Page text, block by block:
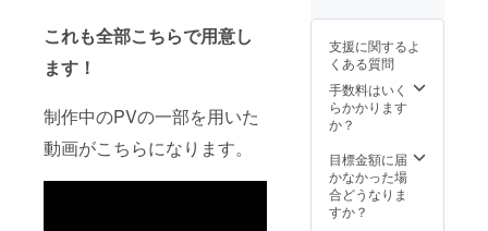
これも全部こちらで用意し
ます！
制作中のPVの一部を用いた
動画がこちらになります。
名前は
お受け
できま
せん。
ご支援
時に備
るお名
前を記
入して
（デジ
タル）
・パッ
ケージ
・アー
トブッ
・キー
ビジュ
ポス
誌短編
（デジ
タル）
・パッ
ケージ
・アー
ク ・Ｔ
シャツ
（ワン
サイ
をお送
す。 ・
『ＷＥ
Ｅ』の
小説版3
作品、
ゲーム
パッ
ケージ
１～
ルに記
す。 ＜
リター
ン＞ ・
壁紙 ・
ゲーム
Steam
キー
コード
episode
支援に関するよ
くある質問
手数料はいく
らかかります
か？
目標金額に届
かなかった場
合どうなりま
すか？